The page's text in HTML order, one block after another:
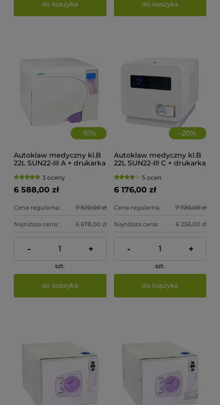
do koszyka do koszyka
-10%
Autoklaw medyczny kl.B
22L SUN22-III A + drukarka
3 oceny
6 588,00 zł
Cena regularna: 7 320,00 zł
Najniższa cena: 6 678,00 zł
- +
szt.
do koszyka
-20%
Autoklaw medyczny kl.B
22L SUN22-III C + drukarka
5 ocen
6 176,00 zł
Cena regularna: 7 720,00 zł
Najniższa cena: 6 256,00 zł
- +
szt.
do koszyka